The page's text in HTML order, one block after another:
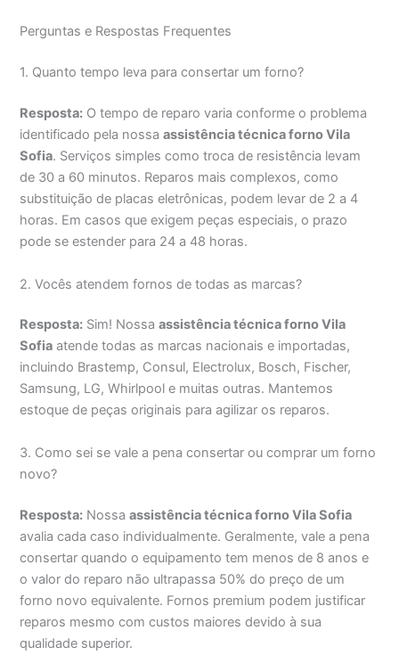
Perguntas e Respostas Frequentes
1. Quanto tempo leva para consertar um forno?
Resposta: O tempo de reparo varia conforme o problema
identificado pela nossaassistência técnica forno Vila
Sofia. Serviços simples como troca de resistência levam
de 30 a 60 minutos. Reparos mais complexos, como
substituição de placas eletrônicas, podem levar de 2 a 4
horas. Em casos que exigem peças especiais, o prazo
pode se estender para 24 a 48 horas.
2. Vocês atendem fornos de todas as marcas?
Resposta: Sim! Nossaassistência técnica forno Vila
Sofia atende todas as marcas nacionais e importadas,
incluindo Brastemp, Consul, Electrolux, Bosch, Fischer,
Samsung, LG, Whirlpool e muitas outras. Mantemos
estoque de peças originais para agilizar os reparos.
3. Como sei se vale a pena consertar ou comprar um forno
novo?
Resposta: Nossaassistência técnica forno Vila Sofia
avalia cada caso individualmente. Geralmente, vale a pena
consertar quando o equipamento tem menos de 8 anos e
o valor do reparo não ultrapassa 50% do preço de um
forno novo equivalente. Fornos premium podem justificar
reparos mesmo com custos maiores devido à sua
qualidade superior.